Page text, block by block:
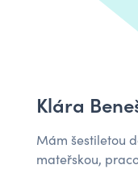
Klára
Mám šestiletou
mateřskou,